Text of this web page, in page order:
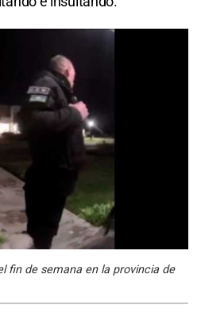
fin de semana en la provincia de